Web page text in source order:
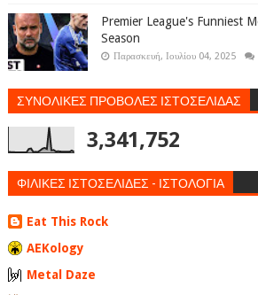
Premier League's Funniest
Season
Παρασκευή, Ιουλίου 04, 2025
ΣΥΝΟΛΙΚΕΣ ΠΡΟΒΟΛΕΣ ΙΣΤΟΣΕΛΙΔΑΣ
3,341,752
ΦΙΛΙΚΕΣ ΙΣΤΟΣΕΛΙΔΕΣ - ΙΣΤΟΛΟΓΙΑ
Eat This Rock
AEKology
Metal Daze